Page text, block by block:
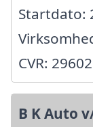
Startdato:
CVR:
B K Auto